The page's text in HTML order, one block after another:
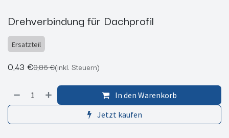
Drehverbindung für Dachprofil
Ersatzteil
0,43 €0,86€(inkl. Steuern)
In den Warenkorb
Jetzt kaufen